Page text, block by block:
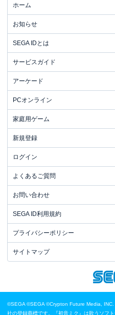
ホーム
お知らせ
SEGA IDとは
サービスガイド
アーケード
PCオンライン
家庭用ゲーム
新規登録
ログイン
よくあるご質問
お問い合わせ
SEGA ID利用規約
プライバシーポリシー
サイトマップ
©SEGA ©SEGA ©Crypton Future Media,
社の登録商標です。『初音ミク』は歌うソフト